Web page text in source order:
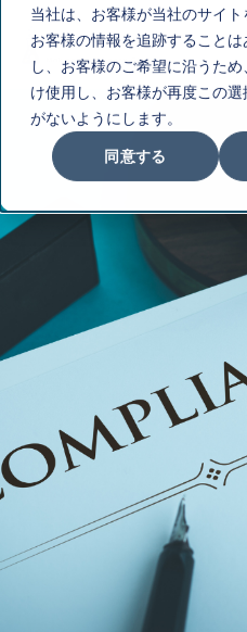
当社は、お客様が当社のサイト
お客様の情報を追跡すること
し、お客様のご希望に沿うた
け使用し、お客様が再度この
がないようにします。
同意する